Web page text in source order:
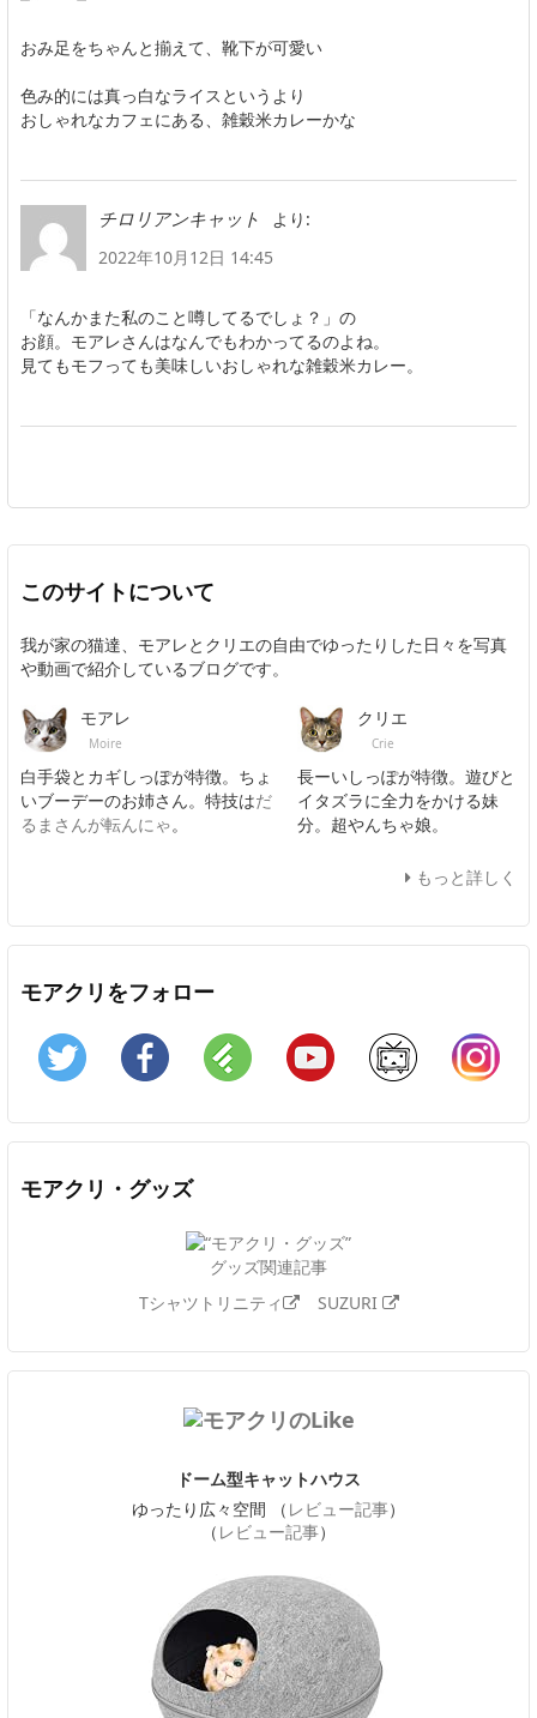
おみ足をちゃんと揃えて、靴下が可愛い
色み的には真っ白なライスというより
おしゃれなカフェにある、雑穀米カレーかな
チロリアンキャット
より:
2022年10月12日 14:45
「なんかまた私のこと噂してるでしょ？」の
お顔。モアレさんはなんでもわかってるのよね。
見てもモフっても美味しいおしゃれな雑穀米カレー。
このサイトについて
我が家の猫達、モアレとクリエの自由でゆったりした日々を写真
や動画で紹介しているブログです。
モアレ
Moire
白手袋とカギしっぽが特徴。ちょ
いブーデーのお姉さん。特技はだ
るまさんが転んにゃ。
クリエ
Crie
長ーいしっぽが特徴。遊びと
イタズラに全力をかける妹
分。超やんちゃ娘。
もっと詳しく
モアクリをフォロー
Twitter Facebook Feedly YouTube ニコニコ動画
モアクリ・グッズ
グッズ関連記事
Tシャツトリニティ
SUZURI
ドーム型キャットハウス
ゆったり広々空間 （ レビュー記事）
（ レビュー記事）